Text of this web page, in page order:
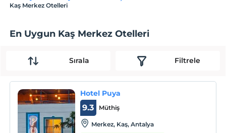
Kaş Merkez Otelleri
En Uygun Kaş Merkez Otelleri
Sırala Filtrele
Hotel Puya
Müthiş
9.3
Merkez, Kaş, Antalya